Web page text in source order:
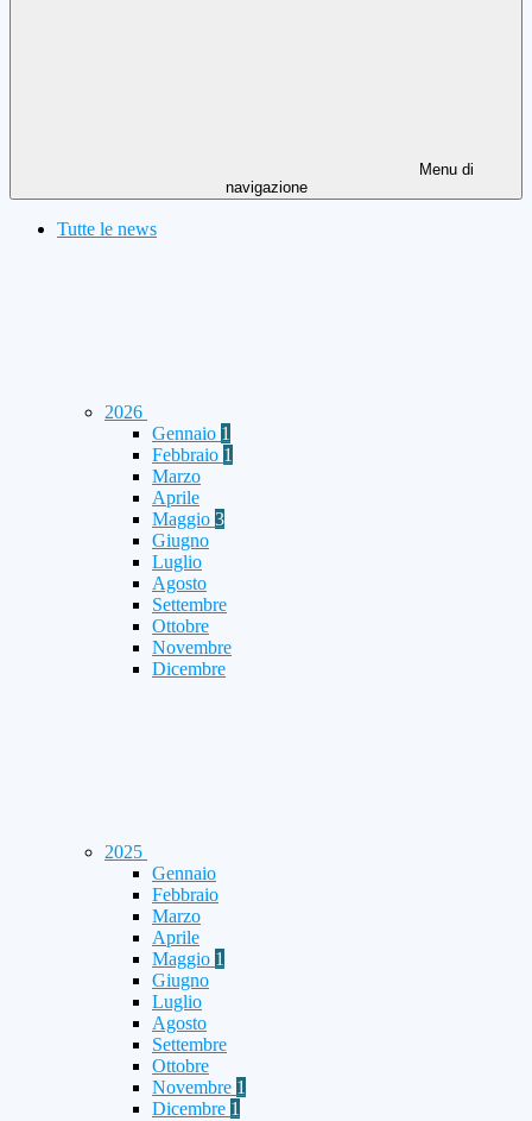
Menu di
navigazione
Tutte le news
2026
Gennaio 1
Febbraio 1
Marzo
Aprile
Maggio 3
Giugno
Luglio
Agosto
Settembre
Ottobre
Novembre
Dicembre
2025
Gennaio
Febbraio
Marzo
Aprile
Maggio 1
Giugno
Luglio
Agosto
Settembre
Ottobre
Novembre 1
Dicembre 1